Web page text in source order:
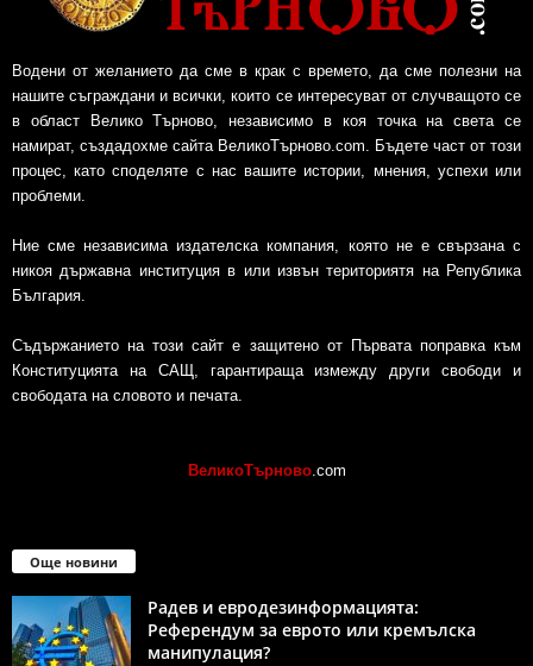
Водени от желанието да сме в крак с времето, да сме полезни на
нашите съграждани и всички, които се интересуват от случващото се
в област Велико Търново, независимо в коя точка на света се
намират, създадохме сайта ВеликоТърново.com. Бъдете част от този
процес, като споделяте с нас вашите истории, мнения, успехи или
проблеми.
Ние сме независима издателска компания, която не е свързана с
никоя държавна институция в или извън териториятя на Република
България.
Съдържанието на този сайт е защитено от Първата поправка към
Конституцията на САЩ, гарантираща измежду други свободи и
свободата на словото и печата.
ВеликоТърново.com
Още новини
Радев и евродезинформацията:
Референдум за еврото или кремълска
манипулация?